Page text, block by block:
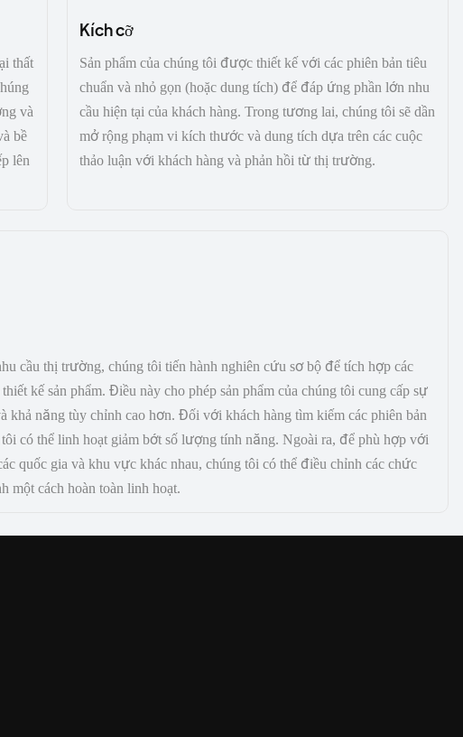
thất
và
bề
lên
Kích cỡ
Sản phẩm của chúng tôi được thiết kế với các phiên bản tiêu
chuẩn và nhỏ gọn (hoặc dung tích) để đáp ứng phần lớn nhu
cầu hiện tại của khách hàng. Trong tương lai, chúng tôi sẽ dần
mở rộng phạm vi kích thước và dung tích dựa trên các cuộc
thảo luận với khách hàng và phản hồi từ thị trường.
cầu thị trường, chúng tôi tiến hành nghiên cứu sơ bộ để tích hợp các
kế sản phẩm. Điều này cho phép sản phẩm của chúng tôi cung cấp sự
khả năng tùy chỉnh cao hơn. Đối với khách hàng tìm kiếm các phiên bản
có thể linh hoạt giảm bớt số lượng tính năng. Ngoài ra, để phù hợp với
quốc gia và khu vực khác nhau, chúng tôi có thể điều chỉnh các chức
một cách hoàn toàn linh hoạt.